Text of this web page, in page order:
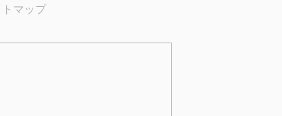
トマップ